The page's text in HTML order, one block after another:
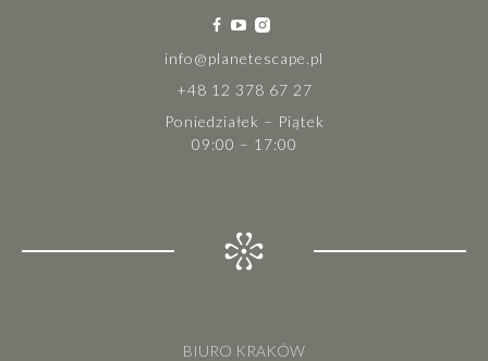
info@planetescape.pl
+48 12 378 67 27
Poniedziałek – Piątek
09:00 – 17:00
BIURO KRAKÓW